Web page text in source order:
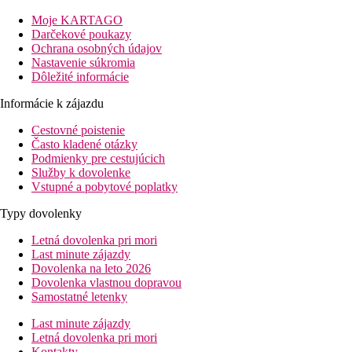
Izby
Štúdio: kúpeľňa/WC (sušič vlasov), vybavená kuchynka,
Zábava
1× týždenne grécky večer v taverne Kritamo.
Stravovanie
Polpenzia
Kontinentálne raňajky a večere (servírované) v cca 400 m
Pláž
Zadarmo:jacuzzi, biliard.
Deti
Menšie detské ihrisko, detský bazén, detská postieľka za
Karty
Moje KARTAGO
Darčekové poukazy
Ochrana osobných údajov
Nastavenie súkromia
Dôležité informácie
Informácie k zájazdu
Cestovné poistenie
Často kladené otázky
Podmienky pre cestujúcich
Služby k dovolenke
Vstupné a pobytové poplatky
Typy dovolenky
Letná dovolenka pri mori
Last minute zájazdy
Dovolenka na leto 2026
Dovolenka vlastnou dopravou
Samostatné letenky
Last minute zájazdy
Letná dovolenka pri mori